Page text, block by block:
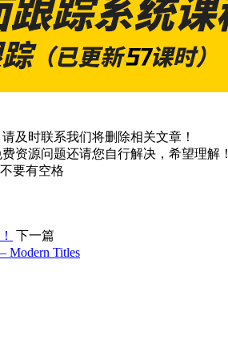
及时联系我们将删除相关文章！
资源问题还请您自行解决，希望理解！
要有空格
下一篇
Modern Titles